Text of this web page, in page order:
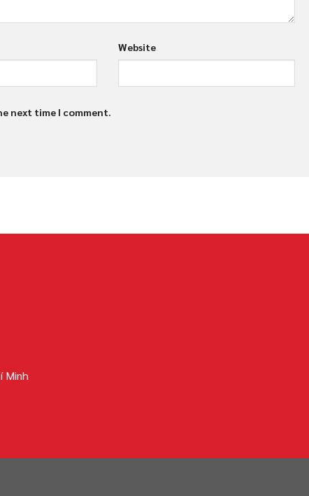
Website
next time I comment.
Minh